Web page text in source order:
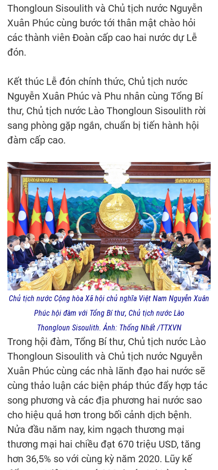
Thongloun Sisoulith và Chủ tịch nước Nguyễn
Xuân Phúc cùng bước tới thân mật chào hỏi
các thành viên Đoàn cấp cao hai nước dự Lễ
đón.
Kết thúc Lễ đón chính thức, Chủ tịch nước
Nguyễn Xuân Phúc và Phu nhân cùng Tổng Bí
thư, Chủ tịch nước Lào Thongloun Sisoulith rời
sang phòng gặp ngắn, chuẩn bị tiến hành hội
đàm cấp cao.
Chủ tịch nước Cộng hòa Xã hội chủ nghĩa Việt Nam Nguyễn Xuân
Phúc hội đàm với Tổng Bí thư, Chủ tịch nước Lào
Thongloun Sisoulith. Ảnh: Thống Nhất /TTXVN
Trong hội đàm, Tổng Bí thư, Chủ tịch nước Lào
Thongloun Sisoulith và Chủ tịch nước Nguyễn
Xuân Phúc cùng các nhà lãnh đạo hai nước sẽ
cùng thảo luận các biện pháp thúc đẩy hợp tác
song phương và các địa phương hai nước sao
cho hiệu quả hơn trong bối cảnh dịch bệnh.
Nửa đầu năm nay, kim ngạch thương mại
thương mại hai chiều đạt 670 triệu USD, tăng
hơn 36,5% so với cùng kỳ năm 2020. Lũy kế